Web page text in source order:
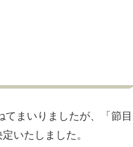
まいりましたが、「節目
いたしました。